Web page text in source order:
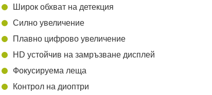
Широк обхват на детекция
Силно увеличение
Плавно цифрово увеличение
HD устойчив на замръзване дисплей
Фокусируема леща
Контрол на диоптри